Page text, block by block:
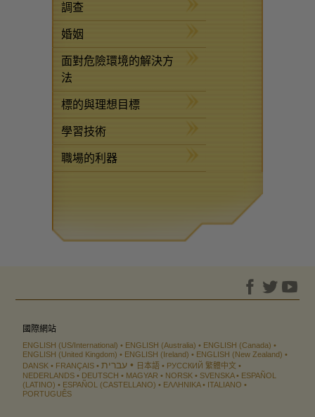
調查
婚姻
面對危險環境的解決方
法
標的與理想目標
學習技術
職場的利器
國際網站
ENGLISH (US/International) ENGLISH (Australia)
ENGLISH (Canada)
ENGLISH (United Kingdom)
ENGLISH (Ireland)
ENGLISH (New Zealand)
DANSK
FRANÇAIS עברית 日本語 РУССКИЙ 繁體中文
NEDERLANDS
DEUTSCH MAGYAR NORSK SVENSKA
ESPAÑOL
(LATINO)
ESPAÑOL (CASTELLANO) ΕΛΛΗΝΙΚA
ITALIANO
PORTUGUÊS